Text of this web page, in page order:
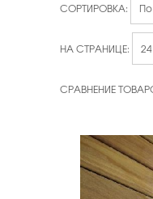
СОРТИРОВКА:
НА СТРАНИЦЕ:
СРАВНЕНИЕ